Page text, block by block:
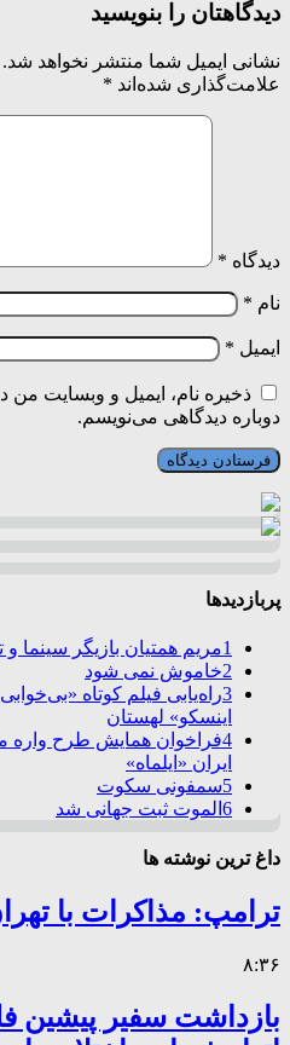
دیدگاهتان را بنویسید
نشانی ایمیل شما منتشر نخواهد شد.
علامت‌گذاری شده‌اند *
دیدگاه *
نام *
ایمیل *
ذخیره نام، ایمیل و وبسایت من
دوباره دیدگاهی می‌نویسم.
پربازدیدها
1مریم همتیان بازیگر سینما
2خاموش نمی شود
3راه‌یابی فیلم کوتاه
اینسکو» لهستان
4فراخوان همایش طرح واره
ایران «ایلماه»
5سمفونی سکوت
6 الموت ثبت جهانی شد
داغ ترین نوشته ها
ترامپ: مذاکرات با
۸:۳۶
بازداشت سفیر پیشین